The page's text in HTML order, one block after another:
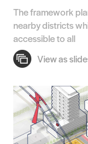
The framework
nearby districts
accessible to all